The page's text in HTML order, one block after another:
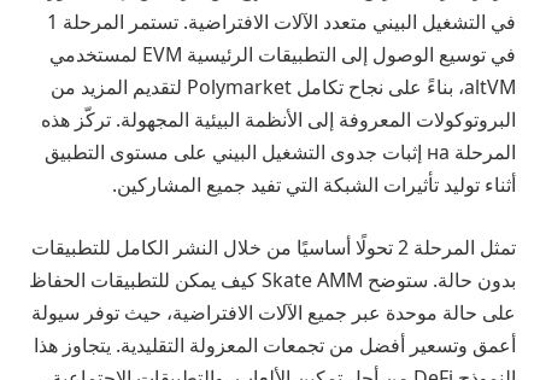
في التشغيل البيني متعدد الآلات الافتراضية. تستمر المرحلة 1
في توسيع الوصول إلى التطبيقات الرئيسية EVM لمستخدمي
altVM، بناءً على نجاح تكامل Polymarket لتقديم المزيد من
البروتوكولات المعروفة إلى الأنظمة البيئية المجهولة. تركّز هذه
المرحلة на إثبات جدوى التشغيل البيني على مستوى التطبيق
أثناء توليد تأثيرات الشبكة التي تفيد جميع المشاركين.
تمثل المرحلة 2 تحولًا أساسيًا من خلال النشر الكامل للتطبيقات
بدون حالة. ستوضح Skate AMM كيف يمكن للتطبيقات الحفاظ
على حالة موحدة عبر جميع الآلات الافتراضية، حيث توفر سيولة
أعمق وتسعير أفضل من تجمعات المعزولة التقليدية. يتجاوز هذا